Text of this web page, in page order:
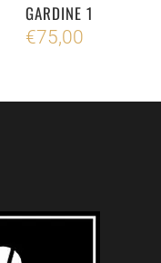
GARDINE 1
€75,00